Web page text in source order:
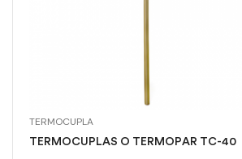
TERMOCUPLA
TERMOCUPLAS O TERMOPAR TC-40